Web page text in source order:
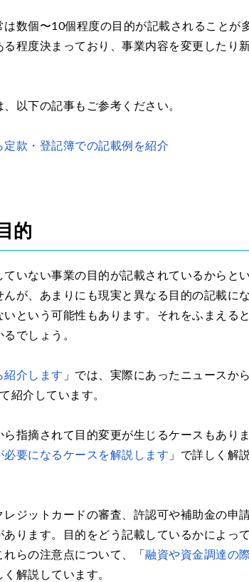
数個〜10個程度の目的が記載されることが
程度決まっており、事業内容を変更したり
以下の記事もご参考ください。
款・登記簿での記載例を紹介
的
いない事業の目的が記載されているからと
が、あまりにも現実と異なる目的の記載に
という可能性もあります。それをふまえる
でしょう。
紹介します 」では、実際にあったニュースか
紹介しています。
指摘されて目的変更が生じるケースもありま
要になるケースを解説します 」で詳しく解
ジットカードの審査、許認可や補助金の申
ります。目的をどう記載しているかによっ
らの注意点について、「融資や資金調達の
く解説しています。